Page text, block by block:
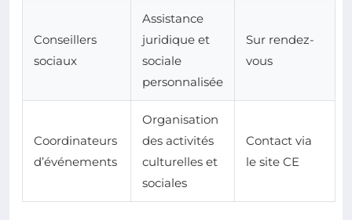
Conseillers
sociaux
Assistance
juridique et
sociale
personnalisée
Sur rendez-
vous
Coordinateurs
d’événements
Organisation
des activités
culturelles et
sociales
Contact via
le site CE